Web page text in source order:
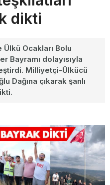
dikti
Ocakları Bolu
Bayramı dolayısıyla
Milliyetçi-Ülkücü
Dağına çıkarak şanlı